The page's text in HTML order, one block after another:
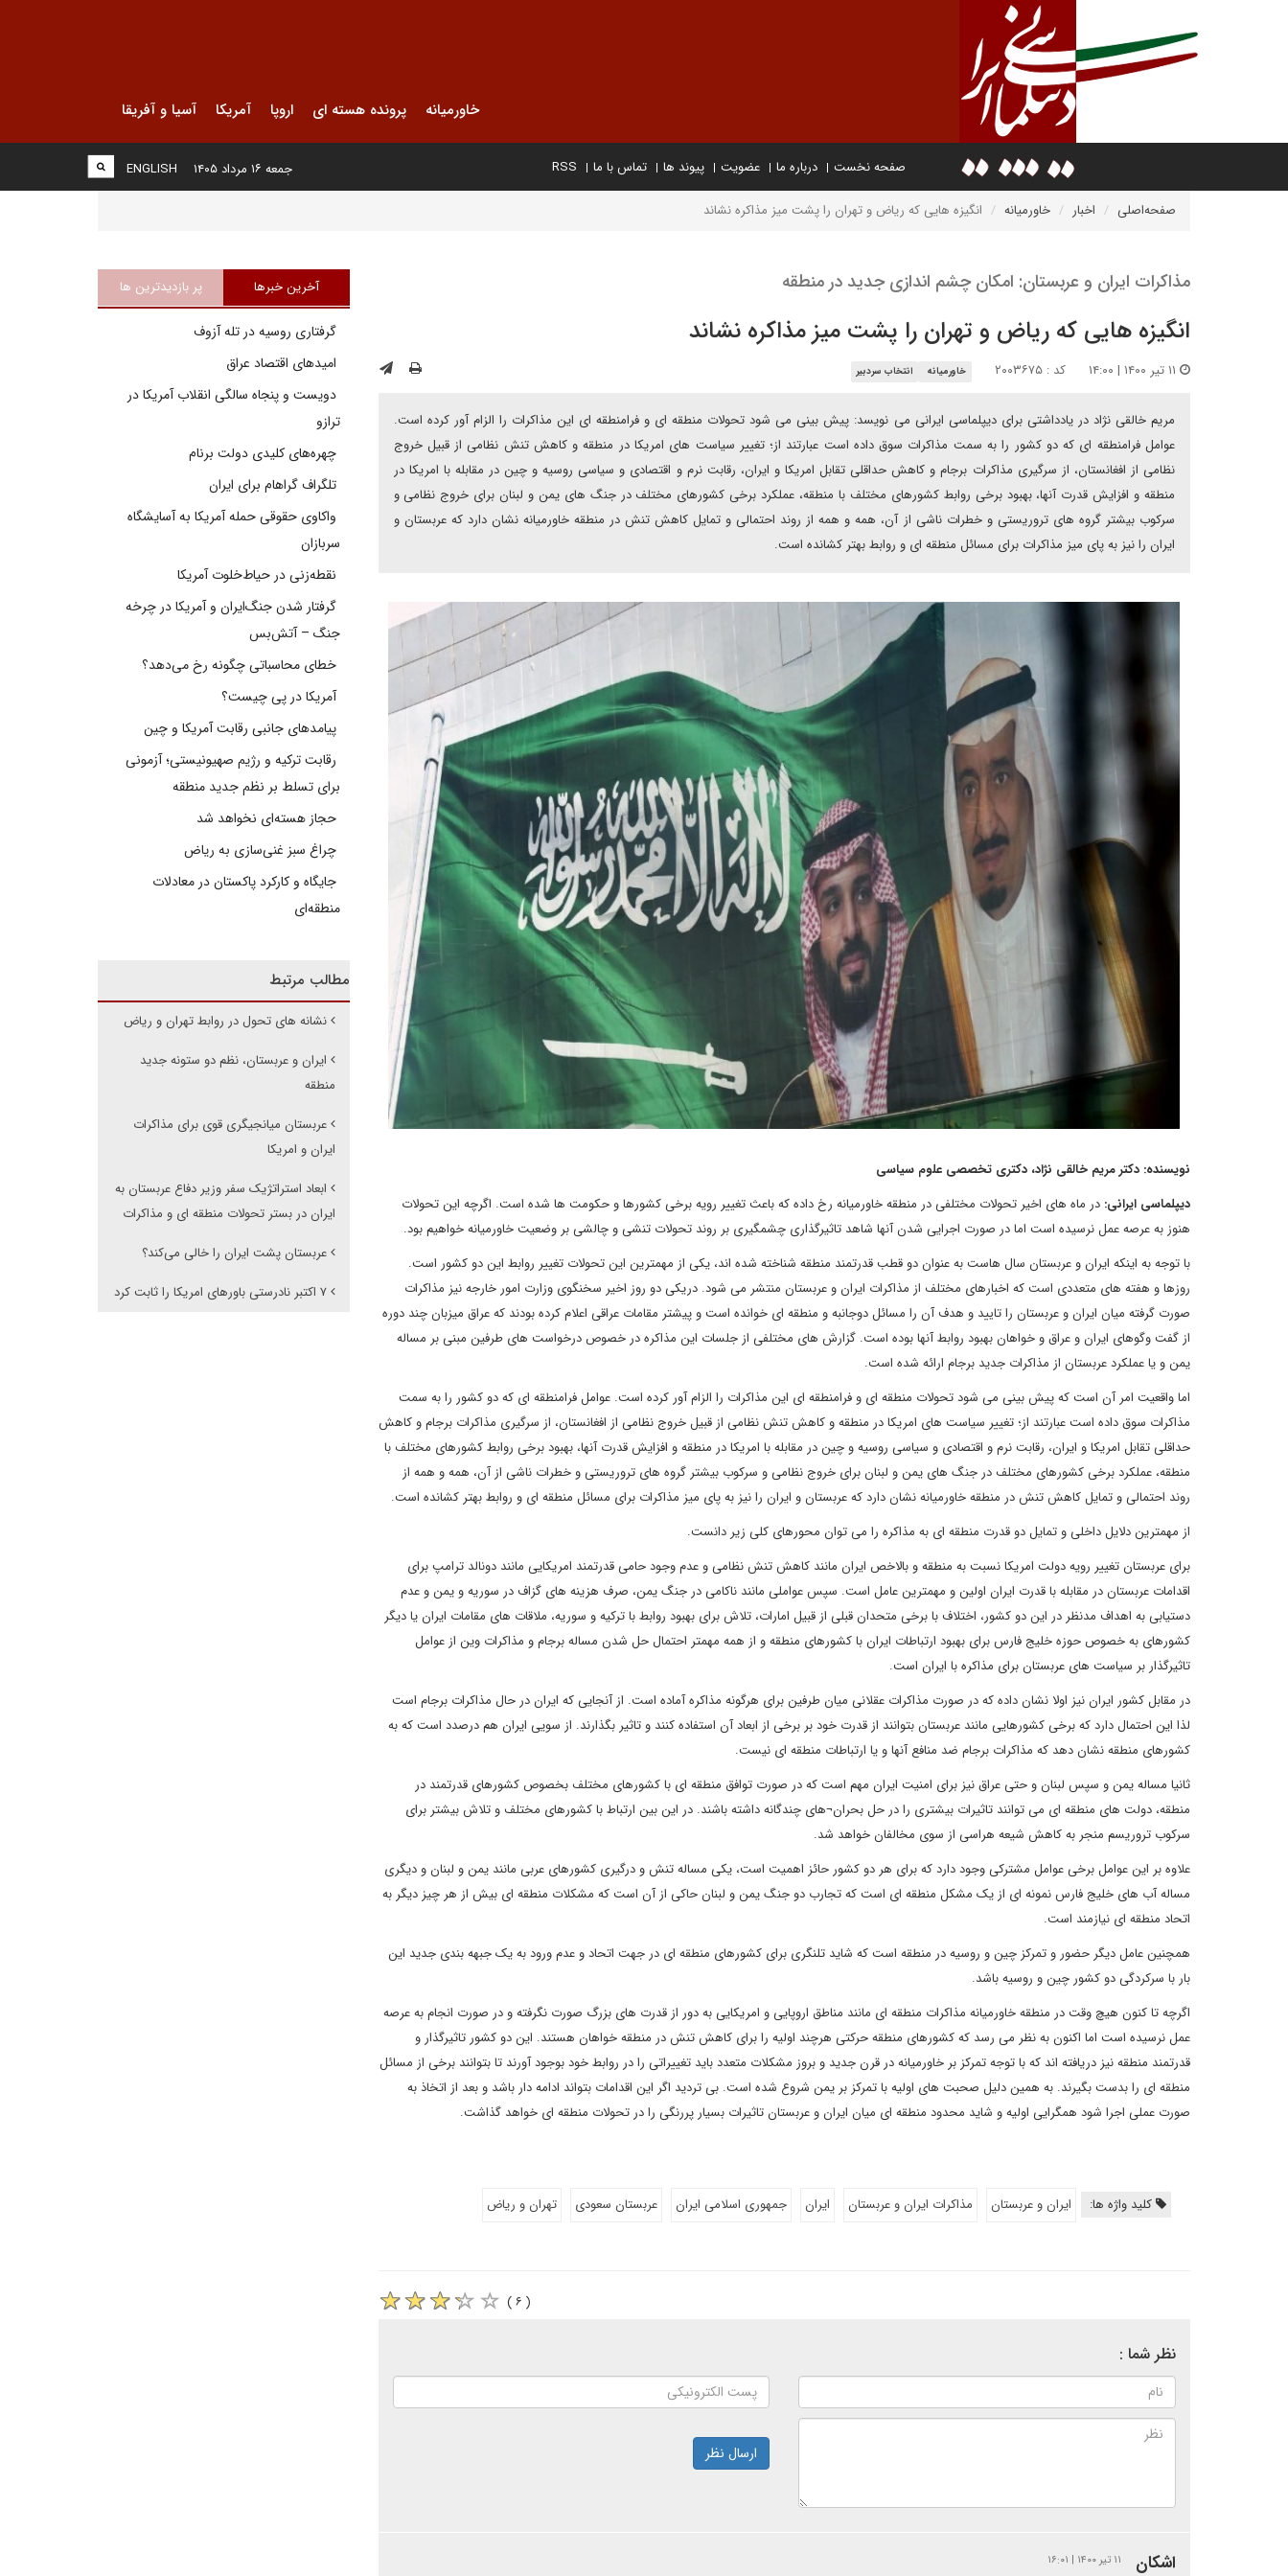
خاورمیانه پرونده هسته ای اروپا آمریکا آسیا و آفریقا
صفحه نخست درباره ما عضویت پیوند ها تماس با ما RSS
ENGLISH جمعه ۱۶ مرداد ۱۴۰۵
صفحه‌اصلی اخبار خاورمیانه انگیزه هایی که ریاض و تهران را پشت میز مذاکره نشاند
مذاکرات ایران و عربستان: امکان چشم اندازی جدید در منطقه
انگیزه هایی که ریاض و تهران را پشت میز مذاکره نشاند
کد : ۲۰۰۳۶۷۵ خاورمیانه انتخاب سردبیر
مریم خالقی نژاد در یادداشتی برای دیپلماسی ایرانی می نویسد: پیش بینی می شود تحولات منطقه ای و فرامنطقه ای این مذاکرات را الزام آور کرده است.
عوامل فرامنطقه ای که دو کشور را به سمت مذاکرات سوق داده است عبارتند از؛ تغییر سیاست های امریکا در منطقه و کاهش تنش نظامی از قبیل خروج
نظامی از افغانستان، از سرگیری مذاکرات برجام و کاهش حداقلی تقابل امریکا و ایران، رقابت نرم و اقتصادی و سیاسی روسیه و چین در مقابله با امریکا در
منطقه و افزایش قدرت آنها، بهبود برخی روابط کشورهای مختلف با منطقه، عملکرد برخی کشورهای مختلف در جنگ های یمن و لبنان برای خروج نظامی و
سرکوب بیشتر گروه های تروریستی و خطرات ناشی از آن، همه و همه از روند احتمالی و تمایل کاهش تنش در منطقه خاورمیانه نشان دارد که عربستان و
ایران را نیز به پای میز مذاکرات برای مسائل منطقه ای و روابط بهتر کشانده است.
نویسنده: دکتر مریم خالقی نژاد، دکتری تخصصی علوم سیاسی
دیپلماسی ایرانی: در ماه های اخیر تحولات مختلفی در منطقه خاورمیانه رخ داده که باعث تغییر رویه برخی کشورها و حکومت ها شده است. اگرچه این تحولات
هنوز به عرصه عمل نرسیده است اما در صورت اجرایی شدن آنها شاهد تاثیرگذاری چشمگیری بر روند تحولات تنشی و چالشی بر وضعیت خاورمیانه خواهیم بود.
با توجه به اینکه ایران و عربستان سال هاست به عنوان دو قطب قدرتمند منطقه شناخته شده اند، یکی از مهمترین این تحولات تغییر روابط این دو کشور است.
روزها و هفته های متعددی است که اخبارهای مختلف از مذاکرات ایران و عربستان منتشر می شود. دریکی دو روز اخیر سخنگوی وزارت امور خارجه نیز مذاکرات
صورت گرفته میان ایران و عربستان را تایید و هدف آن را مسائل دوجانبه و منطقه ای خوانده است و پیشتر مقامات عراقی اعلام کرده بودند که عراق میزبان چند دوره
از گفت وگوهای ایران و عراق و خواهان بهبود روابط آنها بوده است. گزارش های مختلفی از جلسات این مذاکره در خصوص درخواست های طرفین مبنی بر مساله
یمن و یا عملکرد عربستان از مذاکرات جدید برجام ارائه شده است.
اما واقعیت امر آن است که پیش بینی می شود تحولات منطقه ای و فرامنطقه ای این مذاکرات را الزام آور کرده است. عوامل فرامنطقه ای که دو کشور را به سمت
مذاکرات سوق داده است عبارتند از؛ تغییر سیاست های امریکا در منطقه و کاهش تنش نظامی از قبیل خروج نظامی از افغانستان، از سرگیری مذاکرات برجام و کاهش
حداقلی تقابل امریکا و ایران، رقابت نرم و اقتصادی و سیاسی روسیه و چین در مقابله با امریکا در منطقه و افزایش قدرت آنها، بهبود برخی روابط کشورهای مختلف با
منطقه، عملکرد برخی کشورهای مختلف در جنگ های یمن و لبنان برای خروج نظامی و سرکوب بیشتر گروه های تروریستی و خطرات ناشی از آن، همه و همه از
روند احتمالی و تمایل کاهش تنش در منطقه خاورمیانه نشان دارد که عربستان و ایران را نیز به پای میز مذاکرات برای مسائل منطقه ای و روابط بهتر کشانده است.
از مهمترین دلایل داخلی و تمایل دو قدرت منطقه ای به مذاکره را می توان محورهای کلی زیر دانست.
برای عربستان تغییر رویه دولت امریکا نسبت به منطقه و بالاخص ایران مانند کاهش تنش نظامی و عدم وجود حامی قدرتمند امریکایی مانند دونالد ترامپ برای
اقدامات عربستان در مقابله با قدرت ایران اولین و مهمترین عامل است. سپس عواملی مانند ناکامی در جنگ یمن، صرف هزینه های گزاف در سوریه و یمن و عدم
دستیابی به اهداف مدنظر در این دو کشور، اختلاف با برخی متحدان قبلی از قبیل امارات، تلاش برای بهبود روابط با ترکیه و سوریه، ملاقات های مقامات ایران یا دیگر
کشورهای به خصوص حوزه خلیج فارس برای بهبود ارتباطات ایران با کشورهای منطقه و از همه مهمتر احتمال حل شدن مساله برجام و مذاکرات وین از عوامل
تاثیرگذار بر سیاست های عربستان برای مذاکره با ایران است.
در مقابل کشور ایران نیز اولا نشان داده که در صورت مذاکرات عقلانی میان طرفین برای هرگونه مذاکره آماده است. از آنجایی که ایران در حال مذاکرات برجام است
لذا این احتمال دارد که برخی کشورهایی مانند عربستان بتوانند از قدرت خود بر برخی از ابعاد آن استفاده کنند و تاثیر بگذارند. از سویی ایران هم درصدد است که به
کشورهای منطقه نشان دهد که مذاکرات برجام ضد منافع آنها و یا ارتباطات منطقه ای نیست.
ثانیا مساله یمن و سپس لبنان و حتی عراق نیز برای امنیت ایران مهم است که در صورت توافق منطقه ای با کشورهای مختلف بخصوص کشورهای قدرتمند در
منطقه، دولت های منطقه ای می توانند تاثیرات بیشتری را در حل بحران¬های چندگانه داشته باشند. در این بین ارتباط با کشورهای مختلف و تلاش بیشتر برای
سرکوب تروریسم منجر به کاهش شیعه هراسی از سوی مخالفان خواهد شد.
علاوه بر این عوامل برخی عوامل مشترکی وجود دارد که برای هر دو کشور حائز اهمیت است، یکی مساله تنش و درگیری کشورهای عربی مانند یمن و لبنان و دیگری
مساله آب های خلیج فارس نمونه ای از یک مشکل منطقه ای است که تجارب دو جنگ یمن و لبنان حاکی از آن است که مشکلات منطقه ای بیش از هر چیز دیگر به
اتحاد منطقه ای نیازمند است.
همچنین عامل دیگر حضور و تمرکز چین و روسیه در منطقه است که شاید تلنگری برای کشورهای منطقه ای در جهت اتحاد و عدم ورود به یک جبهه بندی جدید این
بار با سرکردگی دو کشور چین و روسیه باشد.
اگرچه تا کنون هیچ وقت در منطقه خاورمیانه مذاکرات منطقه ای مانند مناطق اروپایی و امریکایی به دور از قدرت های بزرگ صورت نگرفته و در صورت انجام به عرصه
عمل نرسیده است اما اکنون به نظر می رسد که کشورهای منطقه حرکتی هرچند اولیه را برای کاهش تنش در منطقه خواهان هستند. این دو کشور تاثیرگذار و
قدرتمند منطقه نیز دریافته اند که با توجه تمرکز بر خاورمیانه در قرن جدید و بروز مشکلات متعدد باید تغییراتی را در روابط خود بوجود آورند تا بتوانند برخی از مسائل
منطقه ای را بدست بگیرند. به همین دلیل صحبت های اولیه با تمرکز بر یمن شروع شده است. بی تردید اگر این اقدامات بتواند ادامه دار باشد و بعد از اتخاذ به
صورت عملی اجرا شود همگرایی اولیه و شاید محدود منطقه ای میان ایران و عربستان تاثیرات بسیار پررنگی را در تحولات منطقه ای خواهد گذاشت.
کلید واژه ها: ایران و عربستان مذاکرات ایران و عربستان ایران جمهوری اسلامی ایران عربستان سعودی تهران و ریاض
( ۶ )
نظر شما :
ارسال نظر
اشکان ۱۱ تیر ۱۴۰۰ | ۱۶:۰۱
آخرین خبرها پر بازدیدترین ها
گرفتاری روسیه در تله آزوف
امیدهای اقتصاد عراق
دویست و پنجاه سالگی انقلاب آمریکا در
ترازو
چهره‌های کلیدی دولت برنام
تلگراف گراهام برای ایران
واکاوی حقوقی حمله آمریکا به آسایشگاه
سربازان
نقطه‌زنی در حیاط‌خلوت آمریکا
گرفتار شدن جنگ‌ایران و آمریکا در چرخه
جنگ – آتش‌بس
خطای محاسباتی چگونه رخ می‌دهد؟
آمریکا در پی چیست؟
پیامدهای جانبی رقابت آمریکا و چین
رقابت ترکیه و رژیم صهیونیستی؛ آزمونی
برای تسلط بر نظم جدید منطقه
حجاز هسته‌ای نخواهد شد
چراغ سبز غنی‌سازی به ریاض
جایگاه و کارکرد پاکستان در معادلات
منطقه‌ای
مطالب مرتبط
نشانه های تحول در روابط تهران و ریاض
ایران و عربستان، نظم دو ستونه جدید
منطقه
عربستان میانجیگری قوی برای مذاکرات
ایران و امریکا
ابعاد استراتژیک سفر وزیر دفاع عربستان به
ایران در بستر تحولات منطقه ای و مذاکرات
عربستان پشت ایران را خالی می‌کند؟
۷ اکتبر نادرستی باورهای امریکا را ثابت کرد